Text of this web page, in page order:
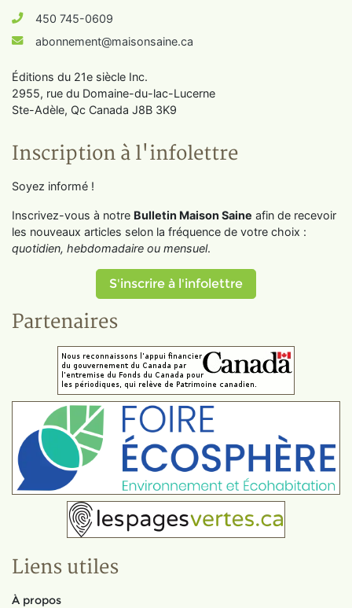
450 745-0609
abonnement@maisonsaine.ca
Éditions du 21e siècle Inc.
2955, rue du Domaine-du-lac-Lucerne
Ste-Adèle, Qc Canada J8B 3K9
Inscription à l'infolettre
Soyez informé !
Inscrivez-vous à notre Bulletin Maison Saine afin de recevoir
les nouveaux articles selon la fréquence de votre choix :
quotidien, hebdomadaire ou mensuel.
S'inscrire à l'infolettre
Partenaires
Liens utiles
À propos